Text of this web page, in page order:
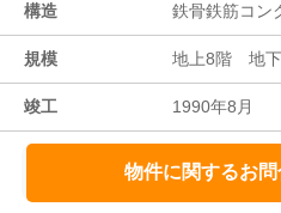
構造 鉄骨鉄筋コン
規模 地上8階 地
竣工 1990年8月
物件に関するお問